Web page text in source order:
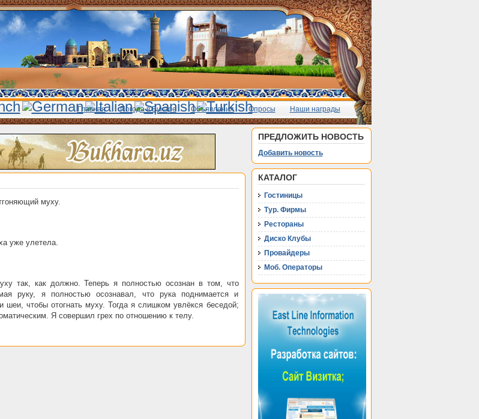
Главная Погода в Бухаре Объявления Опросы Наши награды
муху.
уже улетела.
так, как должно. Теперь я полностью осознан в том, что
руку, я полностью осознавал, что рука поднимается и
шеи, чтобы отогнать муху. Тогда я слишком увлёкся беседой;
Я совершил грех по отношению к телу.
ПРЕДЛОЖИТЬ НОВОСТЬ
Добавить новость
КАТАЛОГ
Гостиницы
Тур. Фирмы
Рестораны
Диско Клубы
Провайдеры
Моб. Операторы